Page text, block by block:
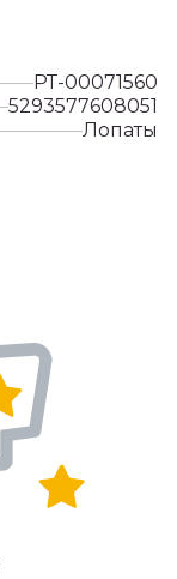
РТ-00071560
5293577608051
Лопаты